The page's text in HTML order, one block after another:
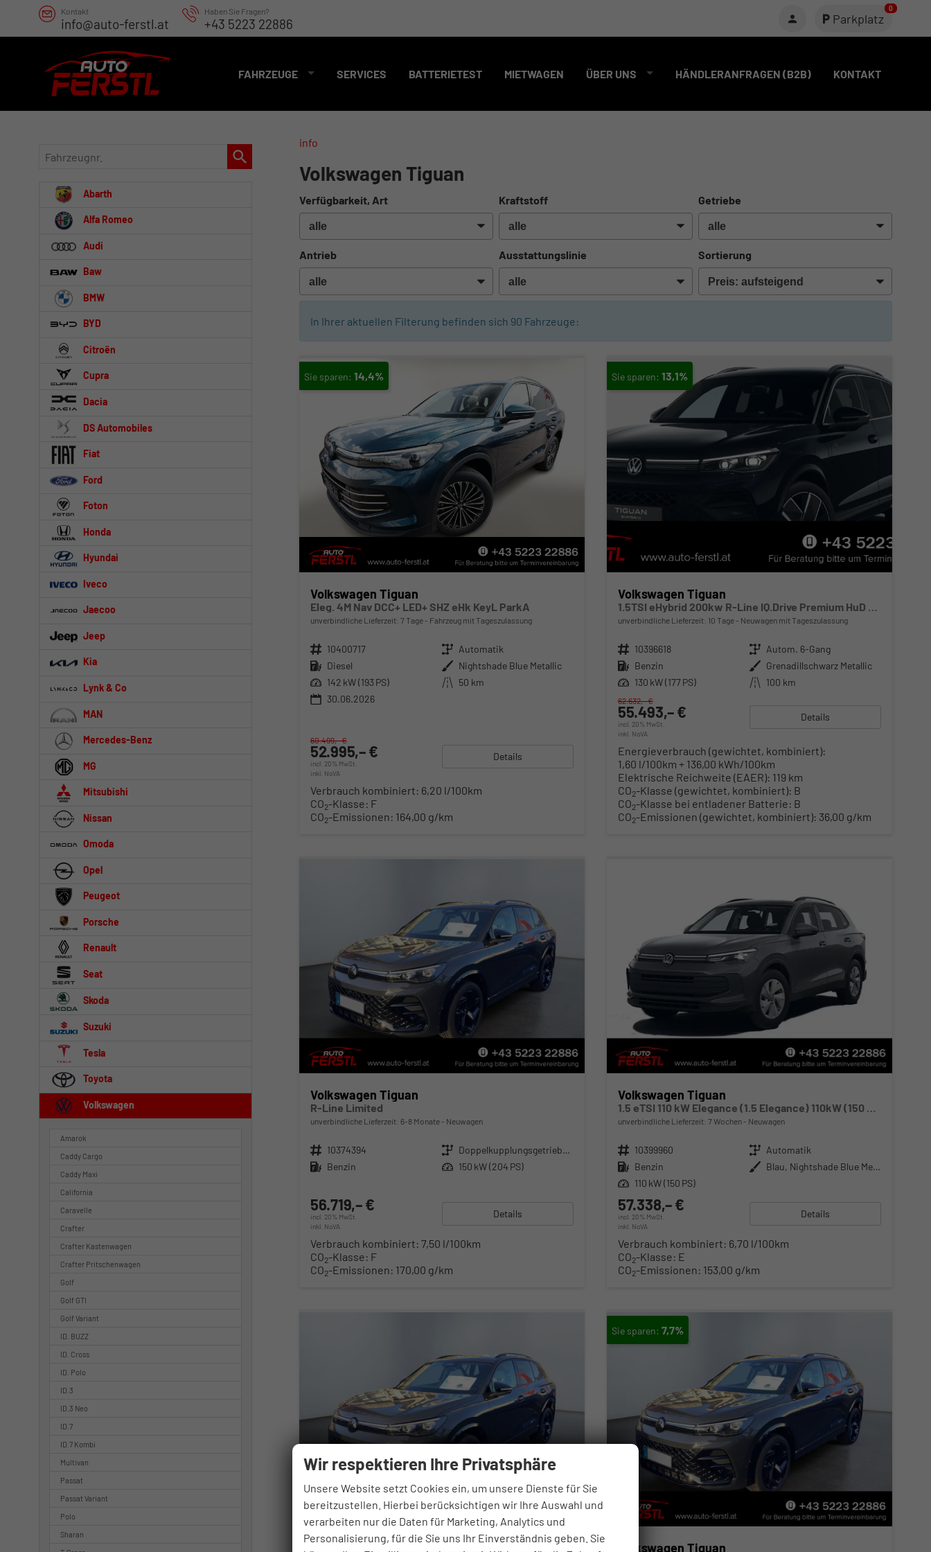
Kontakt
info@auto-ferstl.at
Haben Sie Fragen?
+43 5223 22886 Parkplatz
0
FAHRZEUGE SERVICES BATTERIETEST MIETWAGEN ÜBER UNS HÄNDLERANFRAGEN (B2B) KONTAKT
info
Volkswagen Tiguan
Verfügbarkeit, Art Kraftstoff Getriebe
Antrieb Ausstattungslinie Sortierung
In Ihrer aktuellen Filterung befinden sich 90 Fahrzeuge:
14,4%
Volkswagen Tiguan
Eleg. 4M Nav DCC+ LED+ SHZ eHk KeyL ParkA
unverbindliche Lieferzeit: 7 Tage Fahrzeug mit Tageszulassung
Fahrzeugnr. 10400717 Getriebe Automatik
Kraftstoff Diesel Außenfarbe Nightshade Blue Metallic
Leistung 142 kW (193 PS) Kilometerstand 50 km
30.06.2026
52.995,– €
incl. 20% MwSt.
inkl. NoVA
60.499,– €
Details
Verbrauch kombiniert: 6,20 l/100km
CO2-Klasse: F
CO2-Emissionen: 164,00 g/km
13,1%
Volkswagen Tiguan
1.5TSI eHybrid 200kw R-Line IQ.Drive Premium HuD AHK 20"
unverbindliche Lieferzeit: 10 Tage Neuwagen mit Tageszulassung
Fahrzeugnr. 10396618 Getriebe Autom. 6-Gang
Kraftstoff Benzin Außenfarbe Grenadillschwarz Metallic
Leistung 130 kW (177 PS) Kilometerstand 100 km
55.493,– €
incl. 20% MwSt.
inkl. NoVA
62.632,– €
Details
Energieverbrauch (gewichtet, kombiniert):
1,60 l/100km + 136,00 kWh/100km
Elektrische Reichweite (EAER): 119 km
CO2-Klasse (gewichtet, kombiniert): B
CO2-Klasse bei entladener Batterie: B
CO2-Emissionen (gewichtet, kombiniert): 36,00 g/km
Volkswagen Tiguan
R-Line Limited
unverbindliche Lieferzeit: 6-8 Monate Neuwagen
Fahrzeugnr. 10374394 Getriebe
Doppelkupplungsgetriebe (DSG)
Kraftstoff Benzin Leistung 150 kW (204 PS)
56.719,– €
incl. 20% MwSt.
inkl. NoVA
Details
Verbrauch kombiniert: 7,50 l/100km
CO2-Klasse: F
CO2-Emissionen: 170,00 g/km
Volkswagen Tiguan
1.5 eTSI 110 kW Elegance (1.5 Elegance) 110kW (150 PS) 7-Gang DSG
unverbindliche Lieferzeit: 7 Wochen Neuwagen
Fahrzeugnr. 10399960 Getriebe Automatik
Kraftstoff Benzin Außenfarbe
Blau, Nightshade Blue Metallic (V2)
Leistung 110 kW (150 PS)
57.338,– €
incl. 20% MwSt.
inkl. NoVA
Details
Verbrauch kombiniert: 6,70 l/100km
CO2-Klasse: E
CO2-Emissionen: 153,00 g/km
Volkswagen Tiguan
7,7%
Volkswagen Tiguan
Fahrzeugnr.
Abarth
Alfa Romeo
Audi
Baw
BMW
BYD
Citroën
Cupra
Dacia
DS Automobiles
Fiat
Ford
Foton
Honda
Hyundai
Iveco
Jaecoo
Jeep
Kia
Lynk & Co
MAN
Mercedes-Benz
MG
Mitsubishi
Nissan
Omoda
Opel
Peugeot
Porsche
Renault
Seat
Skoda
Suzuki
Tesla
Toyota
Volkswagen
Amarok
Caddy Cargo
Caddy Maxi
California
Caravelle
Crafter
Crafter Kastenwagen
Crafter Pritschenwagen
Golf
Golf GTI
Golf Variant
ID. BUZZ
ID. Cross
ID. Polo
ID.3
ID.3 Neo
ID.7
ID.7 Kombi
Multivan
Passat
Passat Variant
Polo
Sharan
Wir respektieren Ihre Privatsphäre
Unsere Website setzt Cookies ein, um unsere Dienste für Sie
bereitzustellen. Hierbei berücksichtigen wir Ihre Auswahl und
verarbeiten nur die Daten für Marketing, Analytics und
Personalisierung, für die Sie uns Ihr Einverständnis geben. Sie